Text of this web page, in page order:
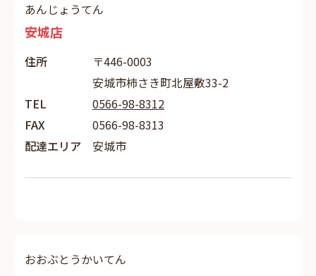
あんじょうてん
安城店
住所
〒446-0003
安城市柿さき町北屋敷33-2
TEL
0566-98-8312
FAX
0566-98-8313
配達エリア
安城市
おおぶとうかいてん